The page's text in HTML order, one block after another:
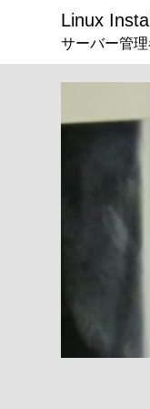
Linux
サーバー管